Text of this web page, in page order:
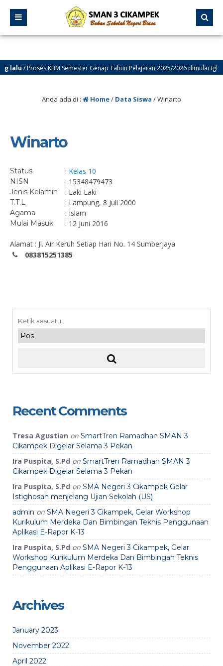
lalu/ Proses KBM Semester Genap Tahun Pelajaran 2025/2026 dimulai tgl 12
Anda ada di : Home/ Data Siswa /Winarto
Winarto
Status : Kelas 10
NISN : 15348479473
Jenis Kelamin : Laki Laki
T.T.L : Lampung, 8 Juli 2000
Agama : Islam
Mulai Masuk : 12 Juni 2016
Alamat : Jl. Air Keruh Setiap Hari No. 14 Sumberjaya
083815251385
Recent Comments
Tresa Agustian on SmartTren Ramadhan SMAN 3
Cikampek Digelar Selama 3 Pekan
Ira Puspita, S.Pd on SmartTren Ramadhan SMAN 3
Cikampek Digelar Selama 3 Pekan
Ira Puspita, S.Pd on SMA Negeri 3 Cikampek Gelar
Istighosah menjelang Ujian Sekolah (US)
admin on SMA Negeri 3 Cikampek, Gelar Workshop
Kurikulum Merdeka Dan Bimbingan Teknis Penggunaan
Aplikasi E-Rapor K-13
Ira Puspita, S.Pd on SMA Negeri 3 Cikampek, Gelar
Workshop Kurikulum Merdeka Dan Bimbingan Teknis
Penggunaan Aplikasi E-Rapor K-13
Archives
January 2023
November 2022
April 2022